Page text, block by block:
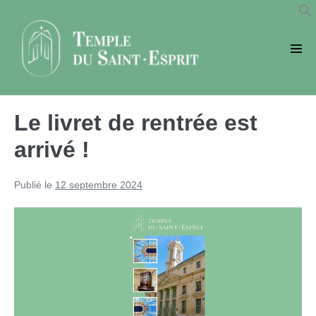
contenu
Le livret de rentrée est
arrivé !
Publié le 12 septembre 2024